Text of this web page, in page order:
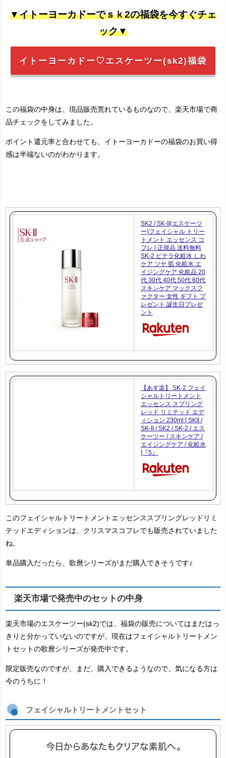
▼イトーヨーカドーでｓｋ2の福袋を今すぐチェ
ック▼
イトーヨーカドー♡エスケーツー(sk2)福袋
この福袋の中身は、現品販売荒れているものなので、楽天市場で商
品チェックをしてみました。
ポイント還元率と合わせても、イトーヨーカドーの福袋のお買い得
感は半端ないのがわかります。
SK2 / SK-II(エスケーツ
ー)フェイシャル トリー
トメント エッセンス コ
フレ | 正規品 送料無料
SK-2 ピテラ化粧水 しわ
ケア ツヤ 肌 化粧水 エ
イジングケア 化粧品 20
代 30代 40代 50代 60代
スキンケア マックスフ
ァクター 女性 ギフト プ
レゼント 誕生日プレゼ
ント
【あす楽】 SK-2 フェイ
シャルトリートメント
エッセンス スプリング
レッド リミテッド エデ
ィション 230ml [ SKII /
SK-II / SK2 / SK-2 / エス
ケーツー / スキンケア /
エイジングケア / 化粧水
]『5』
このフェイシャルトリートメントエッセンススプリングレッドリミ
テッドエディションは、クリスマスコフレでも販売されていました
ね。
単品購入だったら、歌麿シリーズがまだ購入できそうです♪
楽天市場で発売中のセットの中身
楽天市場のエスケーツー(sk2)では、福袋の販売についてはまだはっ
きりと分かっていないのですが、現在はフェイシャルトリートメン
トセットの歌麿シリーズが発売中です。
限定販売なのですが、まだ、購入できるようなので、気になる方は
今のうちに！
フェイシャルトリートメントセット